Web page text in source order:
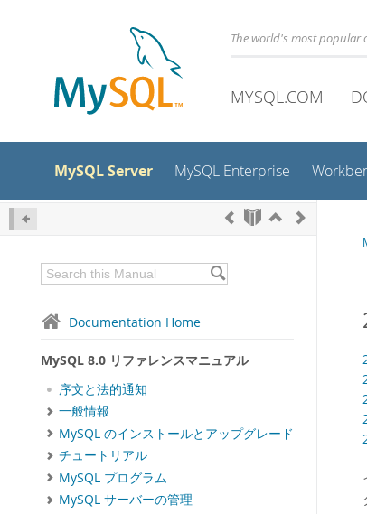
The world's most popular
MYSQL.COM
MySQL Server MySQL Enterprise
Documentation Home
MySQL 8.0 リファレンスマニュアル
序文と法的通知
一般情報
MySQL のインストールとアップグレード
チュートリアル
MySQL プログラム
MySQL サーバーの管理